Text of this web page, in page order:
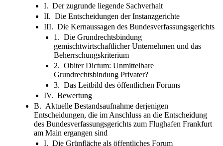
I. Der zugrunde liegende Sachverhalt
II. Die Entscheidungen der Instanzgerichte
III. Die Kernaussagen des Bundesverfassungsgerichts
1. Die Grundrechtsbindung
gemischtwirtschaftlicher Unternehmen und das
Beherrschungskriterium
2. Obiter Dictum: Unmittelbare
Grundrechtsbindung Privater?
3. Das Leitbild des öffentlichen Forums
IV. Bewertung
B. Aktuelle Bestandsaufnahme derjenigen
Entscheidungen, die im Anschluss an die Entscheidung
des Bundesverfassungsgerichts zum Flughafen Frankfurt
am Main ergangen sind
I. Die Grünfläche als öffentliches Forum